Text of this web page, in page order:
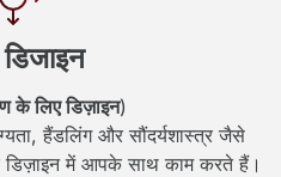
के लिए डिज़ाइन)
हैंडलिंग और सौंदर्यशास्त्र जैसे
में आपके साथ काम करते हैं।